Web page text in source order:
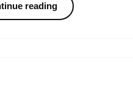
reading